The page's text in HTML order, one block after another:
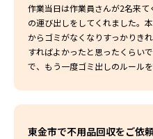
作業当日は作業員さんが2名来
の運び出しをしてくれました。
からゴミがなくなりすっかりき
すればよかったと思ったくらい
で、もう一度ゴミ出しのルール
東金市で不用品回収をご依